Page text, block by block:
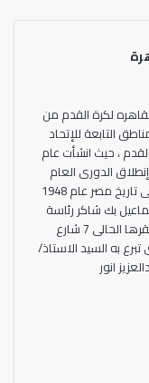
لكرة القدم من
التابعة للإتحاد
، حيث انشأت عام
إنطلاق الدورى العام
للمرة الأولى فى تاريخ مصر عام 1948
بك شاكر رئاسة
المنطقة بمقرها الحالى 7 شارع
به السيد الاستاذ/
انور